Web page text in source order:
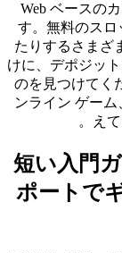
Web ベースの
す。無料のスロ
たりするさまざ
けに、デポジッ
のを見つけてく
ンライン ゲー
え
短い入門
ポートで